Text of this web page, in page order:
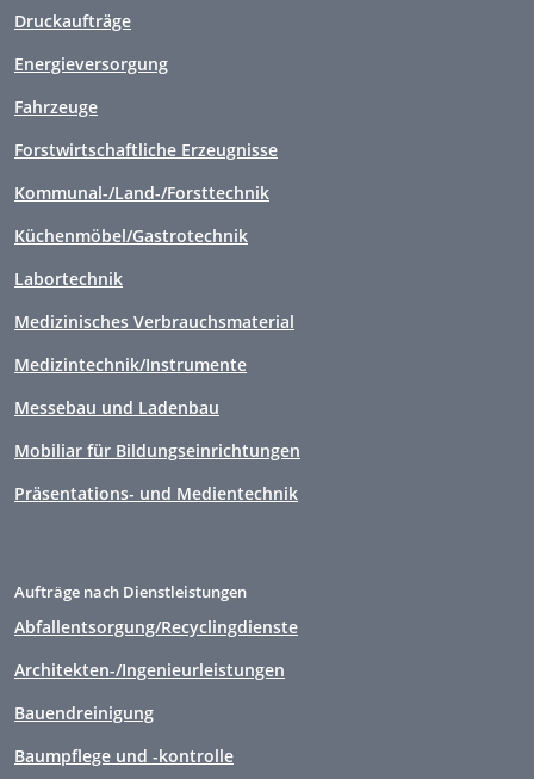
Druckaufträge
Energieversorgung
Fahrzeuge
Forstwirtschaftliche Erzeugnisse
Kommunal-/Land-/Forsttechnik
Küchenmöbel/Gastrotechnik
Labortechnik
Medizinisches Verbrauchsmaterial
Medizintechnik/Instrumente
Messebau und Ladenbau
Mobiliar für Bildungseinrichtungen
Präsentations- und Medientechnik
Aufträge nach Dienstleistungen
Abfallentsorgung/Recyclingdienste
Architekten-/Ingenieurleistungen
Bauendreinigung
Baumpflege und -kontrolle